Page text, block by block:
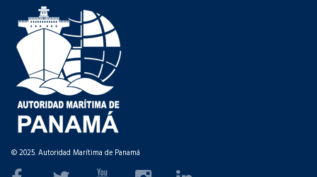
© 2025. Autoridad Marítima de Panamá